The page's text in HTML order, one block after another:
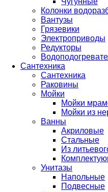
Колонки
Вантузы
Грязевики
Электроприводы
Редукторы
Сантехника
Сантехника
Раковины
Мойки
Мойки
Мойки из
Ванны
Акриловые
Стальные
Из
Унитазы
Напольные
Подвесные